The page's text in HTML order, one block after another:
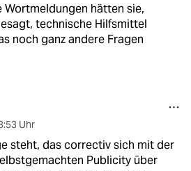
Wortmeldungen hätten sie,
technische Hilfsmittel
noch ganz andere Fragen
Uhr
steht, das correctiv sich mit der
Publicity über